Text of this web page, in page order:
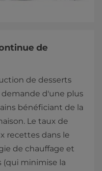
de
de desserts
demande d'une plus
bénéficiant de la
Le taux de
recettes dans le
de chauffage et
(qui minimise la